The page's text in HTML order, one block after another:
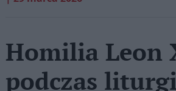
Homilia Leon
podczas